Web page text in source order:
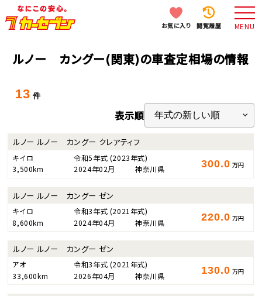
お気に入り 閲覧履歴 MENU
ルノー カングー(関東)の車査定相場の情報
13 件
表示順
ルノー ルノー カングー クレアティフ
キイロ 令和5年式 (2023年式)
3,500km
2024年02月 神奈川県 300.0 万円
ルノー ルノー カングー ゼン
キイロ 令和3年式 (2021年式)
8,600km
2024年04月 神奈川県 220.0 万円
ルノー ルノー カングー ゼン
アオ 令和3年式 (2021年式)
33,600km
2026年04月 神奈川県 130.0 万円